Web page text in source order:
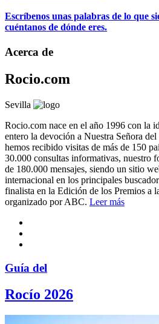
Escríbenos unas palabras de lo que
cuéntanos de dónde eres.
Acerca de
Rocio.com
Sevilla
Rocio.com nace en el año 1996 con la
entero la devoción a Nuestra Señora
hemos recibido visitas de más de 150
30.000 consultas informativas, nuestro
de 180.000 mensajes, siendo un sitio
internacional en los principales
finalista en la Edición de los Premios a
organizado por ABC. Leer más
Guía del
Rocío 2026